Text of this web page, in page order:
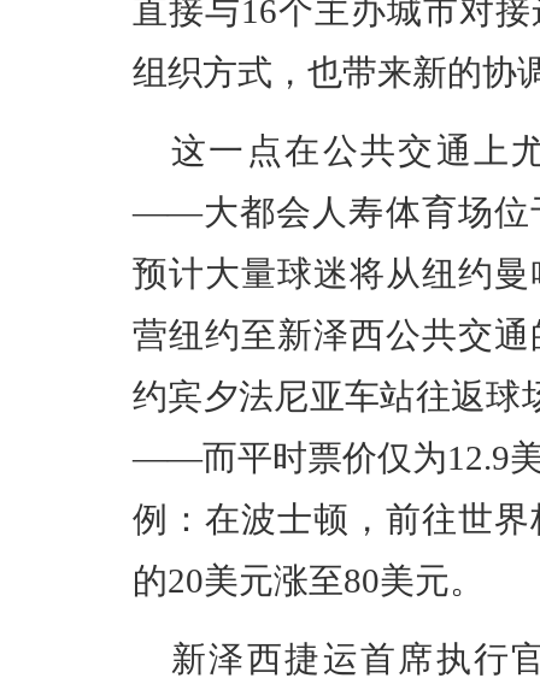
直接与16个主办城市对
组织方式，也带来新的协
这一点在公共交通上
——大都会人寿体育场位
预计大量球迷将从纽约
营纽约至新泽西公共交
约宾夕法尼亚车站往返球
——而平时票价仅为12.9
例：在波士顿，前往世
的20美元涨至80美元。
新泽西捷运首席执行